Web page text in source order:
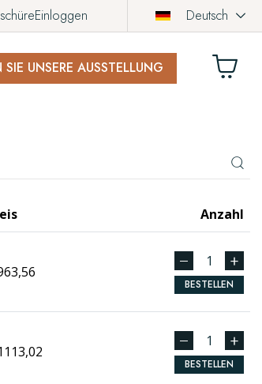
Einloggen Deutsch
SIE UNSERE AUSSTELLUNG
Anzahl
BESTELLEN
BESTELLEN